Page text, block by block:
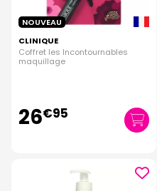
NOUVEAU
CLINIQUE
Coffret les Incontournables
maquillage
26€95